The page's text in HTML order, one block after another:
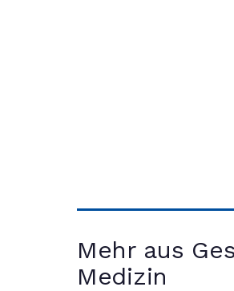
Mehr aus
Medizin